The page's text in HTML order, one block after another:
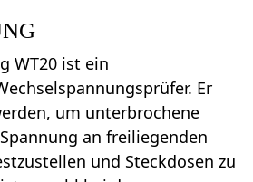
WT20 ist ein
Er
um unterbrochene
an freiliegenden
und Steckdosen zu